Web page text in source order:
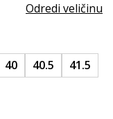
Odredi veličinu
40 40.5
41.5